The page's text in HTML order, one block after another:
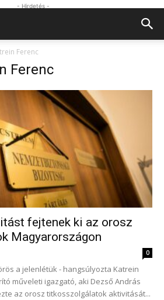
- Hirdetés -
Ferenc
Ferenc
fejtenek ki az orosz
Magyarországon
0
a jelenlétük - hangsúlyozta Katrein
műveleti igazgató, aki Dezső András
az orosz titkosszolgálatok aktivitását...